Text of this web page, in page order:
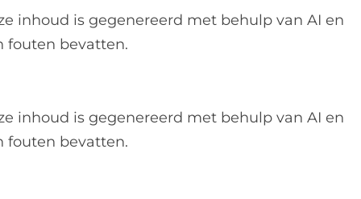
inhoud is gegenereerd met behulp van AI en
fouten bevatten.
inhoud is gegenereerd met behulp van AI en
fouten bevatten.